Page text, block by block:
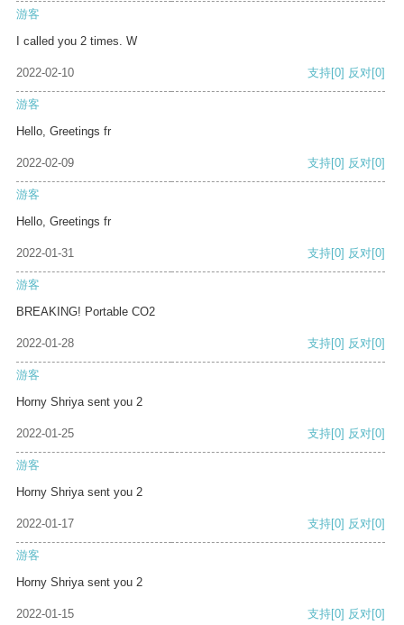
游客
I called you 2 times. W
2022-02-10 支持[0] 反对[0]
游客
Hello, Greetings fr
2022-02-09 支持[0] 反对[0]
游客
Hello, Greetings fr
2022-01-31 支持[0] 反对[0]
游客
BREAKING! Portable CO2
2022-01-28 支持[0] 反对[0]
游客
Horny Shriya sent you 2
2022-01-25 支持[0] 反对[0]
游客
Horny Shriya sent you 2
2022-01-17 支持[0] 反对[0]
游客
Horny Shriya sent you 2
2022-01-15 支持[0] 反对[0]